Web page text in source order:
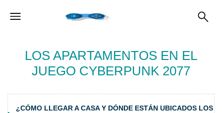
LOS APARTAMENTOS EN EL
JUEGO CYBERPUNK 2077
¿CÓMO LLEGAR A CASA Y DÓNDE ESTÁN UBICADOS LOS